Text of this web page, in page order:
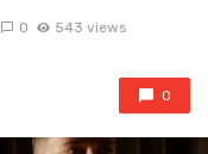
0 543 views
0